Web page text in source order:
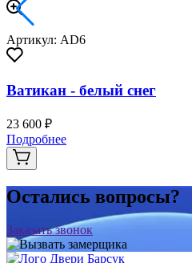
Артикул: AD6
Ватикан - белый снег
23 600 ₽
Подробнее
Остались вопросы?
Заказать звонок